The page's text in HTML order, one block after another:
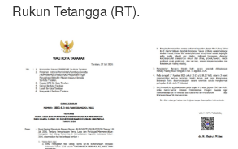
Rukun Tetangga (RT).